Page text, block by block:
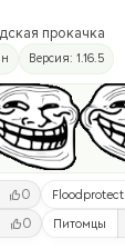
прокачка
Версия: 1.16.5
0 Floodprotect
0 Питомцы